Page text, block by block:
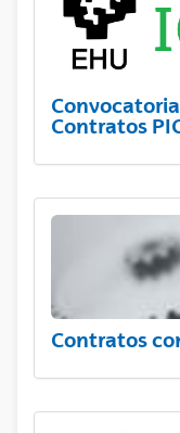
Contratos
Contratos